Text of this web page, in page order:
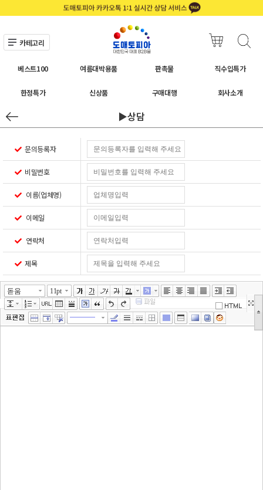
카테고리
베스트100 여름대박용품 판촉물 직수입특가
한정특가 신상품 구매대행 회사소개
▶상담
문의등록자
비밀번호
이름(업체명)
이메일
연락처
제목
돋움 11pt